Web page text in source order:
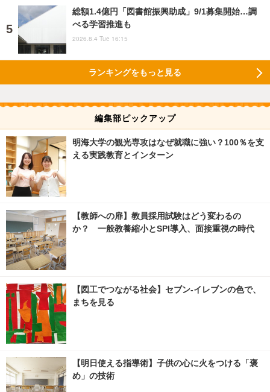
総額1.4億円「図書館振興助成」9/1募集開始…調
べる学習推進も
2026.8.4 Tue 16:15
ランキングをもっと見る
編集部ピックアップ
明海大学の観光専攻はなぜ就職に強い？100％を支
える実践教育とインターン
【教師への扉】教員採用試験はどう変わるの
か？ 一般教養縮小とSPI導入、面接重視の時代
【図工でつながる社会】セブン‐イレブンの色で、
まちを見る
【明日使える指導術】子供の心に火をつける「褒
め」の技術